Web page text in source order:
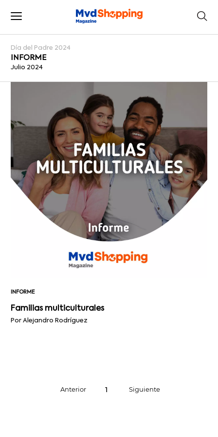
Día del Padre 2024
INFORME
Julio 2024
INFORME
Familias multiculturales
Por Alejandro Rodríguez
Anterior 1 Siguiente